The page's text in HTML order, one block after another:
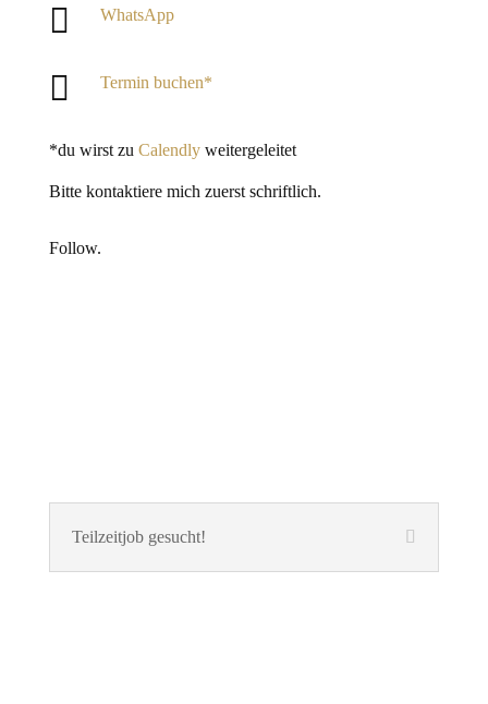
 WhatsApp
 Termin buchen*
*du wirst zu Calendlyweitergeleitet
Bitte kontaktiere mich zuerst schriftlich.
Follow.
Teilzeitjob gesucht!